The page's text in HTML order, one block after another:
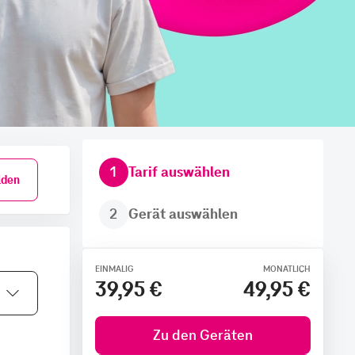
1 Tarif auswählen
2 Gerät auswählen
EINMALIG
39,95 €
MONATLICH
49,95 €
Zu den Geräten